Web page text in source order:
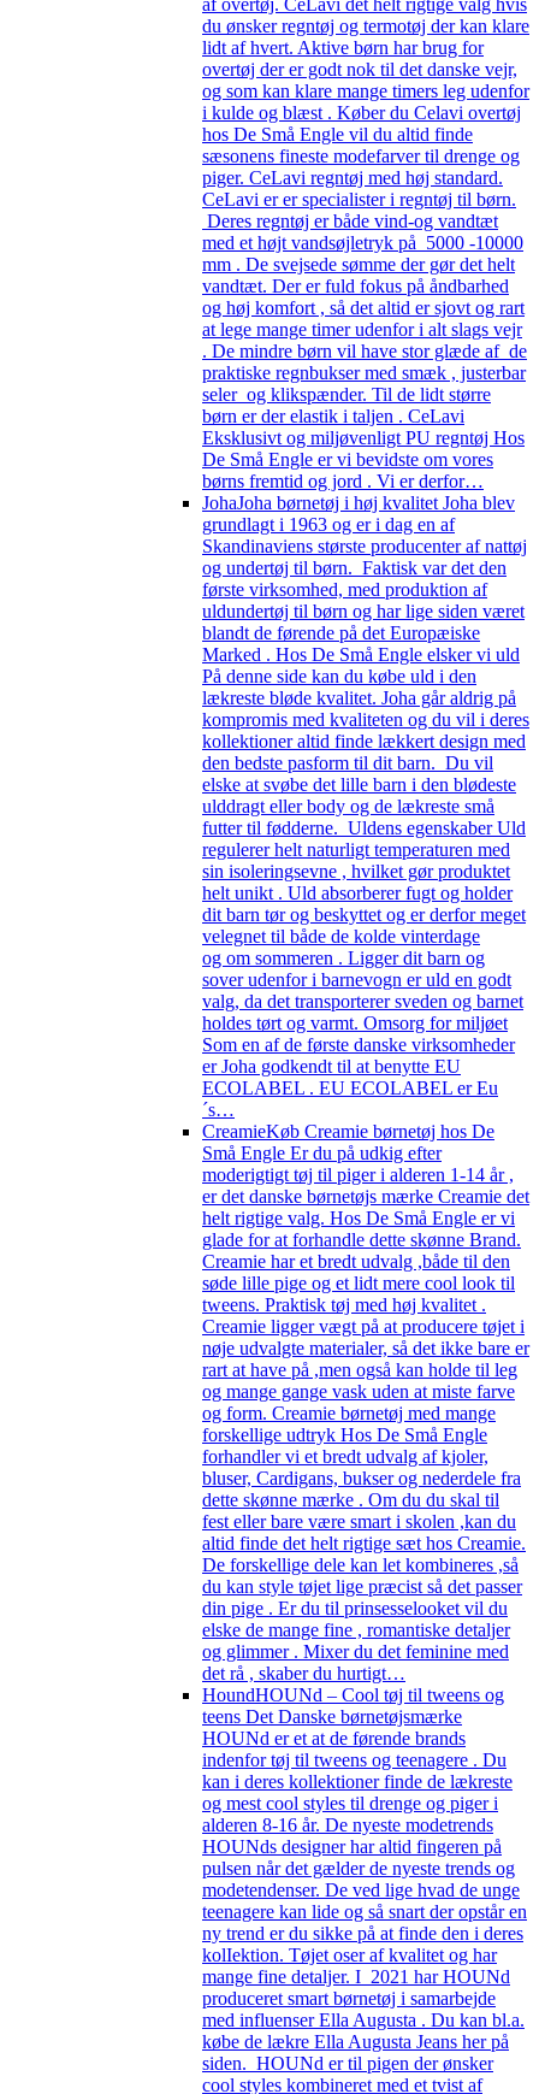
du ønsker regntøj og termotøj der kan klare
lidt af hvert. Aktive børn har brug for
overtøj der er godt nok til det danske vejr,
og som kan klare mange timers leg udenfor
i kulde og blæst . Køber du Celavi overtøj
hos De Små Engle vil du altid finde
sæsonens fineste modefarver til drenge og
piger. CeLavi regntøj med høj standard.
CeLavi er er specialister i regntøj til børn.
Deres regntøj er både vind-og vandtæt
med et højt vandsøjletryk på 5000 -10000
mm . De svejsede sømme der gør det helt
vandtæt. Der er fuld fokus på åndbarhed
og høj komfort , så det altid er sjovt og rart
at lege mange timer udenfor i alt slags vejr
. De mindre børn vil have stor glæde af de
praktiske regnbukser med smæk , justerbar
seler og klikspænder. Til de lidt større
børn er der elastik i taljen . CeLavi
Eksklusivt og miljøvenligt PU regntøj Hos
De Små Engle er vi bevidste om vores
børns fremtid og jord . Vi er derfor…
JohaJoha børnetøj i høj kvalitet Joha blev
grundlagt i 1963 og er i dag en af
Skandinaviens største producenter af nattøj
og undertøj til børn. Faktisk var det den
første virksomhed, med produktion af
uldundertøj til børn og har lige siden været
blandt de førende på det Europæiske
Marked . Hos De Små Engle elsker vi uld
På denne side kan du købe uld i den
lækreste bløde kvalitet. Joha går aldrig på
kompromis med kvaliteten og du vil i deres
kollektioner altid finde lækkert design med
den bedste pasform til dit barn. Du vil
elske at svøbe det lille barn i den blødeste
ulddragt eller body og de lækreste små
futter til fødderne. Uldens egenskaber Uld
regulerer helt naturligt temperaturen med
sin isoleringsevne , hvilket gør produktet
helt unikt . Uld absorberer fugt og holder
dit barn tør og beskyttet og er derfor meget
velegnet til både de kolde vinterdage
og om sommeren . Ligger dit barn og
sover udenfor i barnevogn er uld en godt
valg, da det transporterer sveden og barnet
holdes tørt og varmt. Omsorg for miljøet
Som en af de første danske virksomheder
er Joha godkendt til at benytte EU
ECOLABEL . EU ECOLABEL er Eu
´s…
CreamieKøb Creamie børnetøj hos De
Små Engle Er du på udkig efter
moderigtigt tøj til piger i alderen 1-14 år ,
er det danske børnetøjs mærke Creamie det
helt rigtige valg. Hos De Små Engle er vi
glade for at forhandle dette skønne Brand.
Creamie har et bredt udvalg ,både til den
søde lille pige og et lidt mere cool look til
tweens. Praktisk tøj med høj kvalitet .
Creamie ligger vægt på at producere tøjet i
nøje udvalgte materialer, så det ikke bare er
rart at have på ,men også kan holde til leg
og mange gange vask uden at miste farve
og form. Creamie børnetøj med mange
forskellige udtryk Hos De Små Engle
forhandler vi et bredt udvalg af kjoler,
bluser, Cardigans, bukser og nederdele fra
dette skønne mærke . Om du du skal til
fest eller bare være smart i skolen ,kan du
altid finde det helt rigtige sæt hos Creamie.
De forskellige dele kan let kombineres ,så
du kan style tøjet lige præcist så det passer
din pige . Er du til prinsesselooket vil du
elske de mange fine , romantiske detaljer
og glimmer . Mixer du det feminine med
det rå , skaber du hurtigt…
HoundHOUNd – Cool tøj til tweens og
teens Det Danske børnetøjsmærke
HOUNd er et at de førende brands
indenfor tøj til tweens og teenagere . Du
kan i deres kollektioner finde de lækreste
og mest cool styles til drenge og piger i
alderen 8-16 år. De nyeste modetrends
HOUNds designer har altid fingeren på
pulsen når det gælder de nyeste trends og
modetendenser. De ved lige hvad de unge
teenagere kan lide og så snart der opstår en
ny trend er du sikke på at finde den i deres
kolIektion. Tøjet oser af kvalitet og har
mange fine detaljer. I 2021 har HOUNd
produceret smart børnetøj i samarbejde
med influenser Ella Augusta . Du kan bl.a.
købe de lækre Ella Augusta Jeans her på
siden. HOUNd er til pigen der ønsker
cool styles kombineret med et tvist af